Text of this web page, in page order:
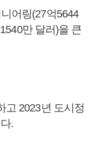
어링(27억5644
만 달러)을 큰
고 2023년 도시정
.